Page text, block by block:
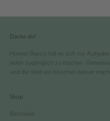
Danke dir!
Honest Basics hat es sich zur
jeden zugänglich zu machen.
und die Welt ein bisschen besser
Shop
Bestseller